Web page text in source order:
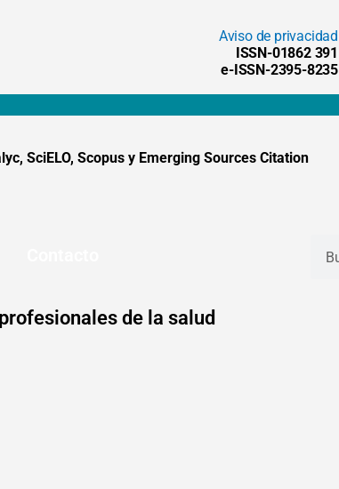
Aviso de privacidad
ISSN-01862 391
e-ISSN-2395-8235
SciELO, Scopus y Emerging Sources Citation
de la salud